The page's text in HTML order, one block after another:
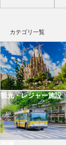
カテゴリ一覧
観光・レジャー施設